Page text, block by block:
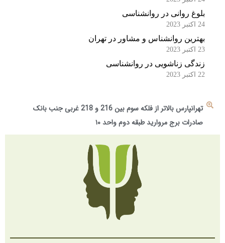
بلوغ روانی در روانشناسی
بهترین روانشناس و مشاور در تهران
زندگی زناشویی در روانشناسی
تهرانپارس بالاتر از فلکه سوم بین 216 و 218 غربی جنب بانک
صادرات برج مروارید طبقه دوم واحد ۱۰